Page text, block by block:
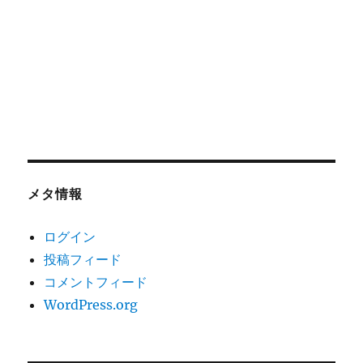
メタ情報
ログイン
投稿フィード
コメントフィード
WordPress.org